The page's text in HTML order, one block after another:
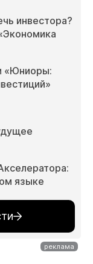
инвестора?
«Юниоры:
языке